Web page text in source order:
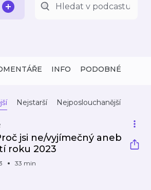
INFO PODOBNÉ
Nejstarší Nejposlouchanější
jsi ne/vyjímečný aneb
roku 2023
33 min